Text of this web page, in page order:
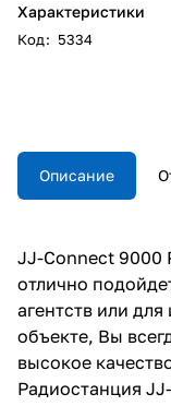
Характеристики
Код: 5334
Описание
JJ-Connect 9000
отлично
агентств или
объекте, Вы
высокое
Радиостанция